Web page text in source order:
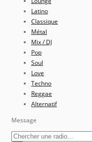
Latino
Classique
Métal
Mix / DJ
Pop
Soul
Love
Techno
Reggae
Alternatif
Message